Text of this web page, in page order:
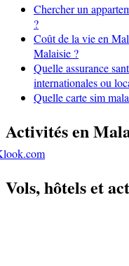
Chercher un
?
Coût de la vie en
Malaisie ?
Quelle assurance
internationales ou
Quelle carte sim
Activités en
Vols, hôtels et